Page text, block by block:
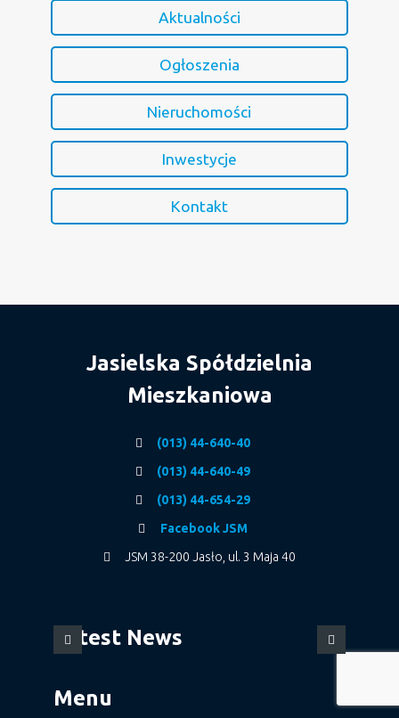
Aktualności
Ogłoszenia
Nieruchomości
Inwestycje
Kontakt
Jasielska Spółdzielnia
Mieszkaniowa
(013) 44-640-40
(013) 44-640-49
(013) 44-654-29
Facebook JSM
JSM 38-200 Jasło, ul. 3 Maja 40
Latest News
Menu